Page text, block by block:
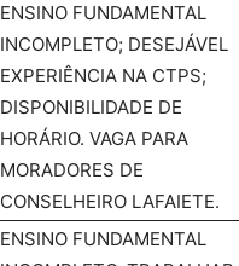
ENSINO FUNDAMENTAL
INCOMPLETO; DESEJÁVEL
EXPERIÊNCIA NA CTPS;
DISPONIBILIDADE DE
HORÁRIO. VAGA PARA
MORADORES DE
CONSELHEIRO LAFAIETE.
ENSINO FUNDAMENTAL